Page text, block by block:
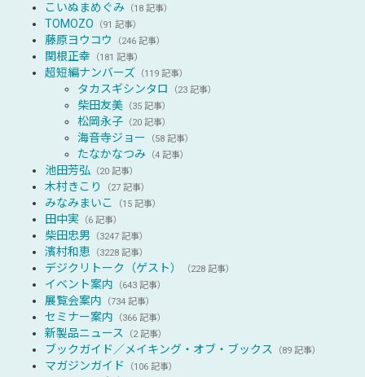
こいぬまめぐみ （18 記事）
TOMOZO （91 記事）
藤原ヨウコウ （246 記事）
関根正幸 （181 記事）
超短編ナンバーズ （119 記事）
タカスギシンタロ （23 記事）
柴田友美 （35 記事）
松岡永子 （20 記事）
海音寺ジョー （58 記事）
たなかなつみ （4 記事）
池田芳弘 （20 記事）
木村きこり （27 記事）
みなみまいこ （15 記事）
田中実 （6 記事）
柴田忠男 （3247 記事）
濱村和恵 （3228 記事）
デジクリトーク（ゲスト） （228 記事）
イベント案内 （643 記事）
展覧会案内 （734 記事）
セミナー案内 （366 記事）
新製品ニュース （2 記事）
ブックガイド／メイキング・オブ・ブックス （89 記事）
マガジンガイド （106 記事）